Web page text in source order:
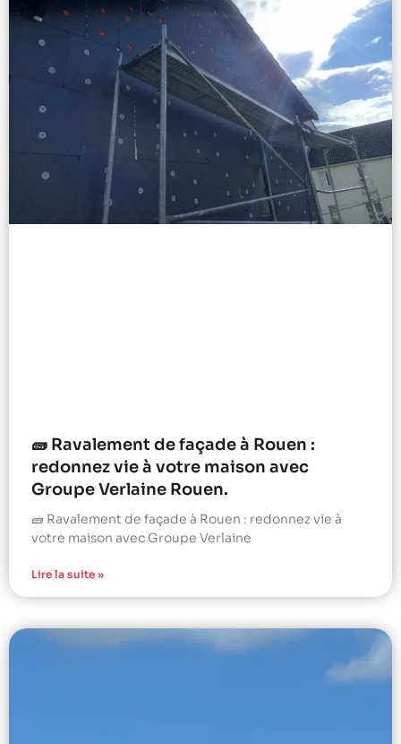
🧱 Ravalement de façade à Rouen :
redonnez vie à votre maison avec
Groupe Verlaine Rouen.
🧱 Ravalement de façade à Rouen : redonnez vie à
votre maison avec Groupe Verlaine
Lire la suite »